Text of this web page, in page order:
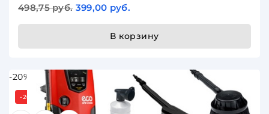
498,75 руб. 399,00 руб.
В корзину
-20%
-20%